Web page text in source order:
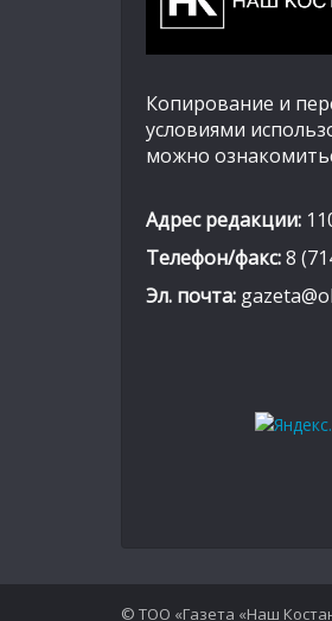
Копирование и
условиями
можно
Адрес редакции:
Телефон/факс:8
Эл. почта:
© ТОО «Газета «Наш